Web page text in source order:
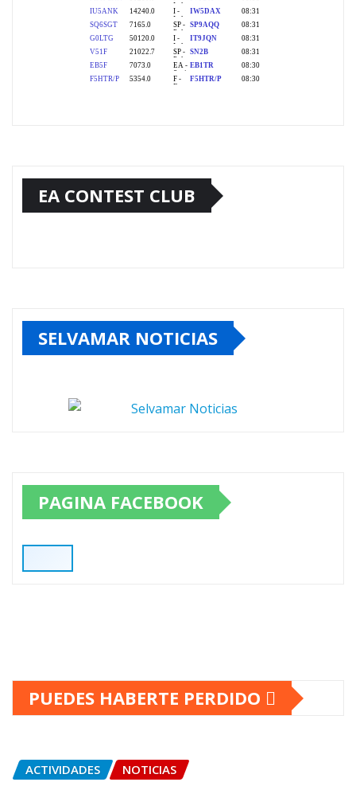
EA CONTEST CLUB
SELVAMAR NOTICIAS
PAGINA FACEBOOK
PUEDES HABERTE PERDIDO
ACTIVIDADES NOTICIAS